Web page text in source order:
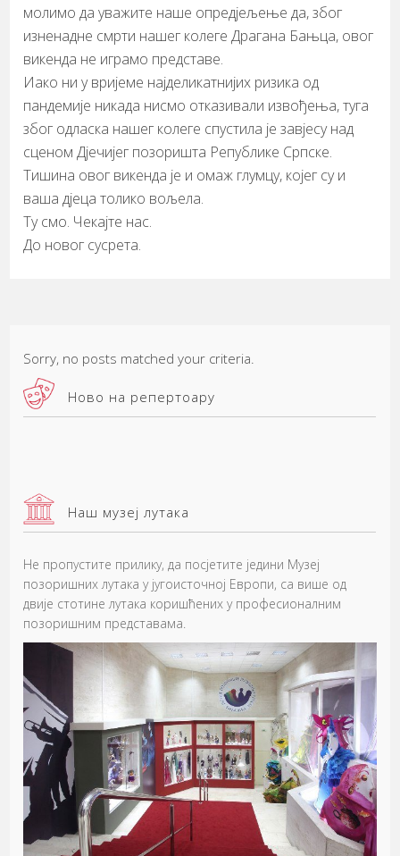
молимо да уважите наше опредјељење да, због
изненадне смрти нашег колеге Драгана Бањца, овог
викенда не играмо представе.
Иако ни у вријеме најделикатнијих ризика од
пандемије никада нисмо отказивали извођења, туга
због одласка нашег колеге спустила је завјесу над
сценом Дјечијег позоришта Републике Српске.
Тишина овог викенда је и омаж глумцу, којег су и
ваша дјеца толико вољела.
Ту смо. Чекајте нас.
До новог сусрета.
Sorry, no posts matched your criteria.
Ново на репертоару
Наш музеј лутака
Не пропустите прилику, да посјетите једини Музеј
позоришних лутака у југоисточној Европи, са више од
двије стотине лутака коришћених у професионалним
позоришним представама.